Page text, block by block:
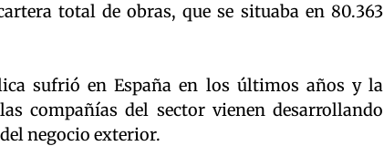
total de obras, que se situaba en 80.363
sufrió en España en los últimos años y la
compañías del sector vienen desarrollando
negocio exterior.